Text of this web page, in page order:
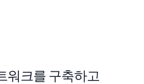
워크를 구축하고